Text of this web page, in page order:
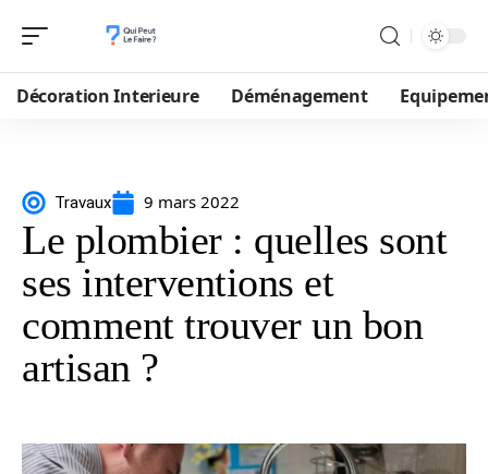
Décoration Interieure Déménagement
Travaux 9 mars 2022
Le plombier : quelles sont
ses interventions et
comment trouver un bon
artisan ?